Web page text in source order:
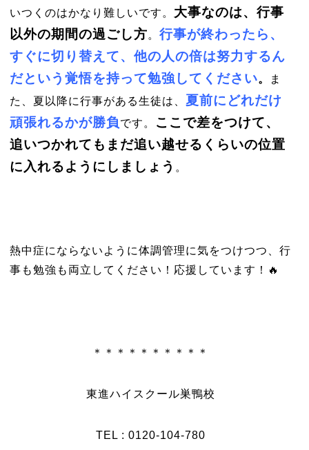
いつくのはかなり難しいです。 大事なのは、行事
以外の期間の過ごし方。 行事が終わったら、
すぐに切り替えて、他の人の倍は努力するん
だという覚悟を持って勉強してください。
ま
た、夏以降に行事がある生徒は、 夏前にどれだけ
頑張れるかが勝負 です。
ここで差をつけて、
追いつかれてもまだ追い越せるくらいの位置
に入れるようにしましょう 。
熱中症にならないように体調管理に気をつけつつ、行
事も勉強も両立してください！応援しています！🔥
＊＊＊＊＊＊＊＊＊＊
東進ハイスクール巣鴨校
TEL : 0120-104-780